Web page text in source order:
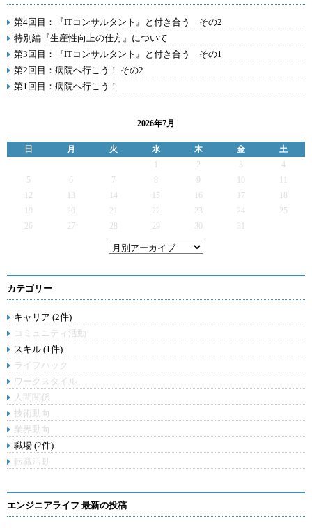
第4回目：『ITコンサルタント』と付き合う その2
特別編『生産性向上の仕方』について
第3回目：『ITコンサルタント』と付き合う その1
第2回目：病院へ行こう！ その2
第1回目：病院へ行こう！
2026年7月
日 月 火 水 木 金
土
2 3
4
5
6 7 9
12
13 14 15 16 17
19
20 21 22 23 24
25
26
27 28 29 30 31
カテゴリー
キャリア (2件)
コミュニティ活動
スキル (1件)
ライフハック
ワークスタイル
人間関係
技術動向
業界動向
職場 (2件)
転職活動
エンジニアライフ 最新の投稿